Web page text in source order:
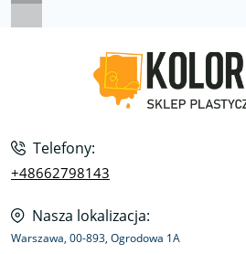
Telefony:
+48662798143
Nasza lokalizacja:
Warszawa, 00-893, Ogrodowa 1A